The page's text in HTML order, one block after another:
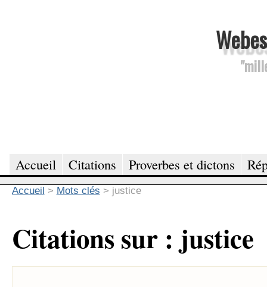
Accueil Citations Proverbes et dictons
Accueil > Mots clés > justice
Citations sur : justice